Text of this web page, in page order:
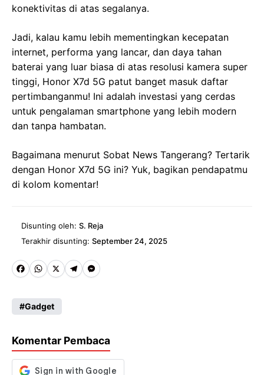
konektivitas di atas segalanya.
Jadi, kalau kamu lebih mementingkan kecepatan
internet, performa yang lancar, dan daya tahan
baterai yang luar biasa di atas resolusi kamera super
tinggi, Honor X7d 5G patut banget masuk daftar
pertimbanganmu! Ini adalah investasi yang cerdas
untuk pengalaman smartphone yang lebih modern
dan tanpa hambatan.
Bagaimana menurut Sobat News Tangerang? Tertarik
dengan Honor X7d 5G ini? Yuk, bagikan pendapatmu
di kolom komentar!
Disunting oleh: S. Reja
Terakhir disunting: September 24, 2025
Fa
b
o
k
W
ts
p
p
X
Te
m
M
g
er
Gadget
Komentar Pembaca